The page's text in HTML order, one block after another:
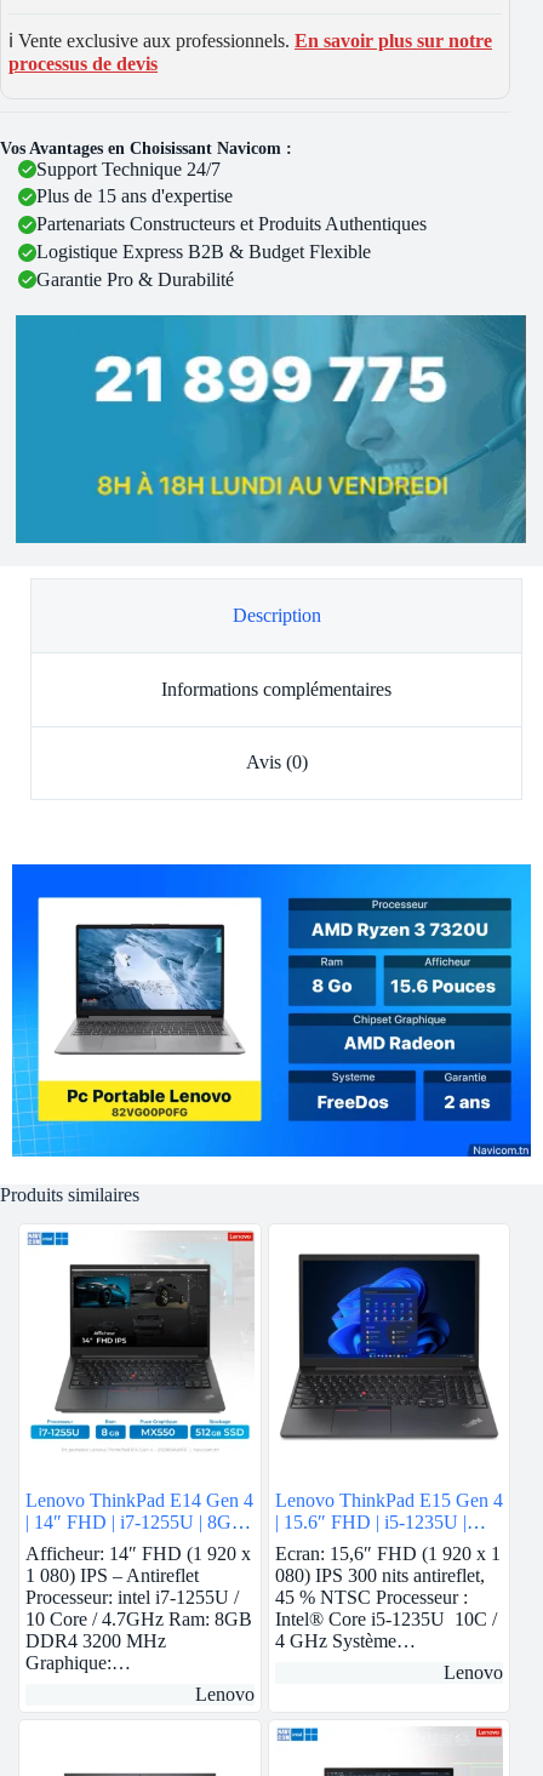
ℹ️ Vente exclusive aux professionnels. En savoir plus sur notre
processus de devis
Vos Avantages en Choisissant Navicom :
Support Technique 24/7
Plus de 15 ans d'expertise
Partenariats Constructeurs et Produits Authentiques
Logistique Express B2B & Budget Flexible
Garantie Pro & Durabilité
Description
Informations complémentaires
Avis (0)
Produits similaires
Lenovo ThinkPad E14 Gen 4
| 14″ FHD | i7-1255U | 8GB
Ram | Nvidia MX550 | 512
GB SSD
Afficheur: 14″ FHD (1 920 x
1 080) IPS – Antireflet
Processeur: intel i7-1255U /
10 Core / 4.7GHz Ram: 8GB
DDR4 3200 MHz
Graphique:…
Lenovo
Lenovo ThinkPad E15 Gen 4
| 15.6″ FHD | i5-1235U |
8Gb Ram | Nvidia MX550 |
512 GB SSD
Ecran: 15,6″ FHD (1 920 x 1
080) IPS 300 nits antireflet,
45 % NTSC Processeur :
Intel® Core i5-1235U 10C /
4 GHz Système…
Lenovo